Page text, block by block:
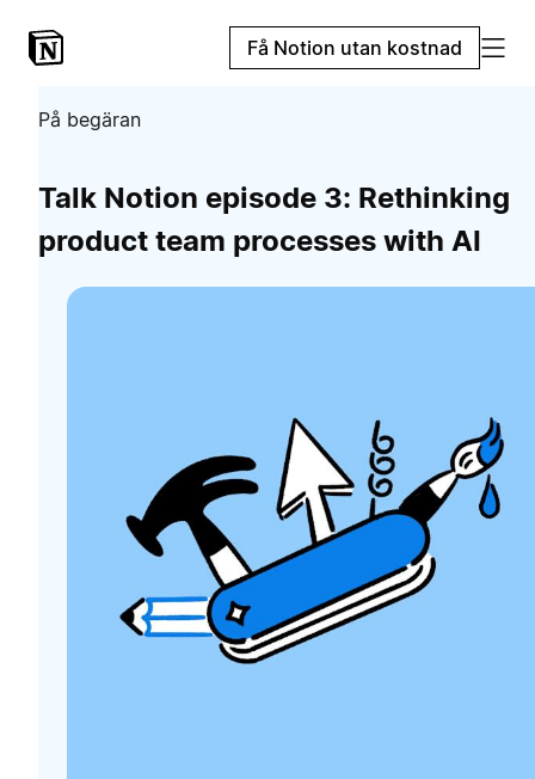
Få Notion utan kostnad
På begäran
Talk Notion episode 3: Rethinking
product team processes with AI